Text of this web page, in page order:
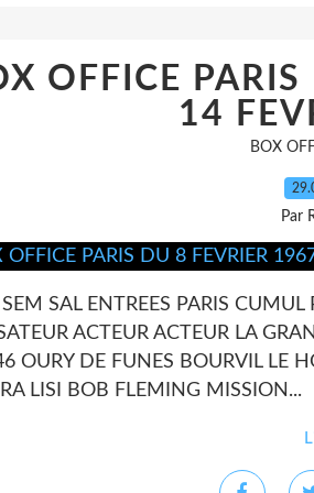
OFFICE
14
BOX
Par
SAL ENTREES PARIS
ACTEUR ACTEUR LA
OURY DE FUNES BOURVIL LE
LISI BOB FLEMING MISSION...